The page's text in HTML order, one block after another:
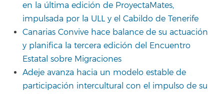
en la última edición de ProyectaMates,
impulsada por la ULL y el Cabildo de Tenerife
Canarias Convive hace balance de su actuación
y planifica la tercera edición del Encuentro
Estatal sobre Migraciones
Adeje avanza hacia un modelo estable de
participación intercultural con el impulso de su